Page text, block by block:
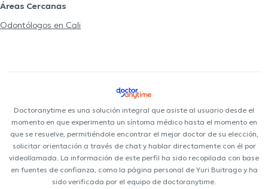
Áreas Cercanas
Odontólogos en Cali
Doctoranytime es una solución integral que asiste al usuario desde el
momento en que experimenta un síntoma médico hasta el momento en
que se resuelve, permitiéndole encontrar el mejor doctor de su elección,
solicitar orientación a través de chat y hablar directamente con él por
videollamada. La información de este perfil ha sido recopilada con base
en fuentes de confianza, como la página personal de Yuri Buitrago y ha
sido verificada por el equipo de doctoranytime.